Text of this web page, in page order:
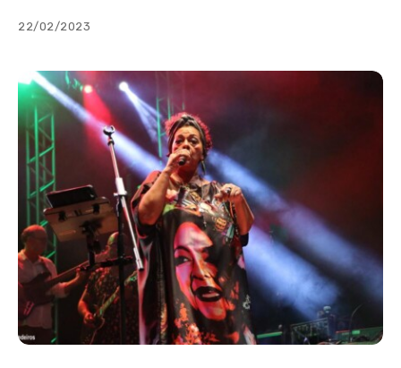
22/02/2023